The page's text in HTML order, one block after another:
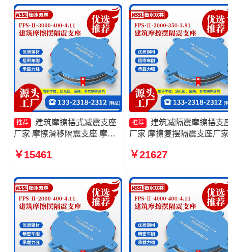
4000-350-3.81厂家
厂
推荐
建筑摩擦摆式减震支座
厂家 摩擦滑移隔震支座 摩擦
3.48厂家 摩擦摆隔震支座
￥15461
推荐
建筑减隔震摩擦摆支
厂家 摩擦复摆隔震支座厂
400-4.11生产厂家 摩擦摆
产厂家
￥21627